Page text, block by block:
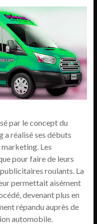
par le concept du
réalisé ses débuts
Les
pour faire de leurs
roulants. La
permettait aisément
devenant plus en
répandu auprès de
automobile.